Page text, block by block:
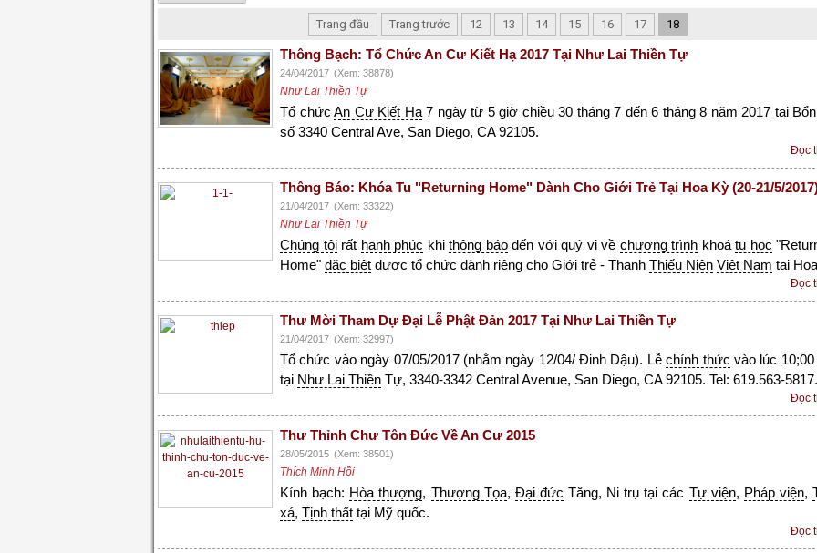
Trang đầu Trang trước 12 13 14 15 16 17 18
Thông Bạch: Tổ Chức An Cư Kiết Hạ 2017 Tại Như Lai Thiền Tự
24/04/2017 (Xem: 38878)
Như Lai Thiền Tự
Tổ chứcAn Cư Kiết Hạ7 ngày từ 5 giờ chiều 30 tháng 7 đến 6 tháng 8 năm 2017 tại
số 3340 Central Ave, San Diego, CA 92105.
Đọc
Thông Báo: Khóa Tu "Returning Home" Dành Cho Giới Trẻ Tại Hoa Kỳ (20-21/5/
21/04/2017 (Xem: 33322)
Như Lai Thiền Tự
Chúng tôirất hạnh phúc khi thông báođến với quý vị về chương trình khoá tu học
Home" đặc biệt được tổ chức dành riêng cho Giới trẻ - Thanh Thiếu Niên Việt Nam tại
Đọc
Thư Mời Tham Dự Đại Lễ Phật Đản 2017 Tại Như Lai Thiền Tự
21/04/2017 (Xem: 32997)
Tổ chức vào ngày 07/05/2017 (nhằm ngày 12/04/ Đinh Dậu). Lễchính thức vào lúc 10;00
tại Như Lai Thiền Tự, 3340-3342 Central Avenue, San Diego, CA 92105. Tel: 619.563-5817.
Đọc
Thư Thỉnh Chư Tôn Đức Về An Cư 2015
28/05/2015 (Xem: 38501)
Thích Minh Hồi
Kính bạch: Hòa thượng, Thượng Tọa, Đại đức Tăng, Ni trụ tại các Tự viện, Pháp viện,
xá, Tịnh thất tại Mỹ quốc.
Đọc